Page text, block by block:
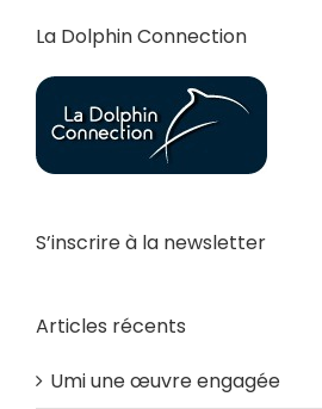
La Dolphin Connection
S’inscrire à la newsletter
Articles récents
Umi une œuvre engagée